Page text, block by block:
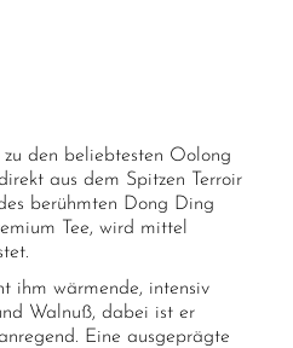
den beliebtesten Oolong
aus dem Spitzen Terroir
berühmten Dong Ding
Tee, wird mittel
ihm wärmende, intensiv
Walnuß, dabei ist er
Eine ausgeprägte